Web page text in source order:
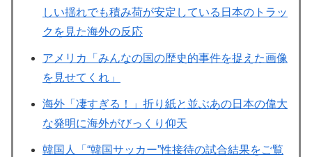
しい揺れでも積み荷が安定している日本のトラッ
クを見た海外の反応
アメリカ「みんなの国の歴史的事件を捉えた画像
を見せてくれ」
海外「凄すぎる！」折り紙と並ぶあの日本の偉大
な発明に海外がびっくり仰天
韓国人「“韓国サッカー”性接待の試合結果をご覧